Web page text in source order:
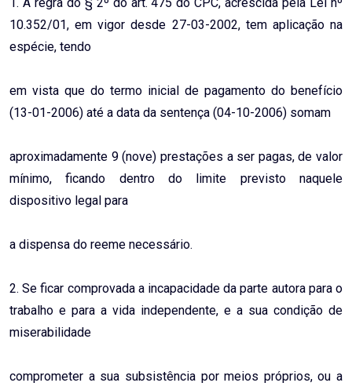
1. A regra do § 2º do art. 475 do CPC, acrescida pela Lei nº
10.352/01, em vigor desde 27-03-2002, tem aplicação na
espécie, tendo
em vista que do termo inicial de pagamento do benefício
(13-01-2006) até a data da sentença (04-10-2006) somam
aproximadamente 9 (nove) prestações a ser pagas, de valor
mínimo, ficando dentro do limite previsto naquele
dispositivo legal para
a dispensa do reeme necessário.
2. Se ficar comprovada a incapacidade da parte autora para o
trabalho e para a vida independente, e a sua condição de
miserabilidade
comprometer a sua subsistência por meios próprios, ou a